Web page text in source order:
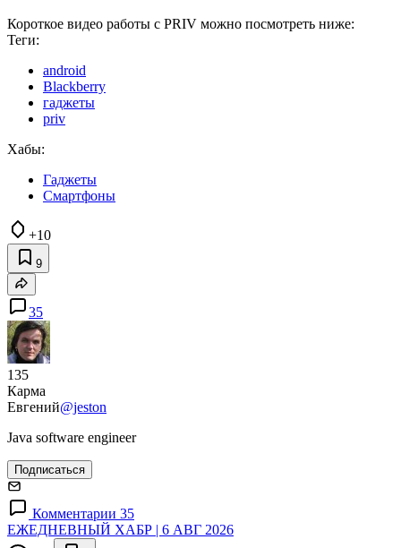
Короткое видео работы с PRIV можно посмотреть ниже:
Теги:
android
Blackberry
гаджеты
priv
Хабы:
Гаджеты
Смартфоны
+10
9
35
135
Карма
Евгений@jeston
Java software engineer
Подписаться
Комментарии 35
ЕЖЕДНЕВНЫЙ ХАБР | 6 АВГ 2026